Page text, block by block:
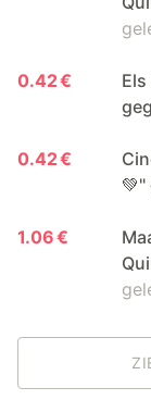
0.42 €
0.42 €
💚"
1.06 €